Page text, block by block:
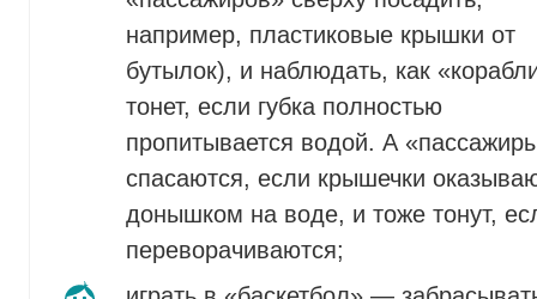
например, пластиковые крышки от
бутылок), и наблюдать, как
тонет, если губка полностью
пропитывается водой. А
спасаются, если крышечки
донышком на воде, и тоже тонут,
переворачиваются;